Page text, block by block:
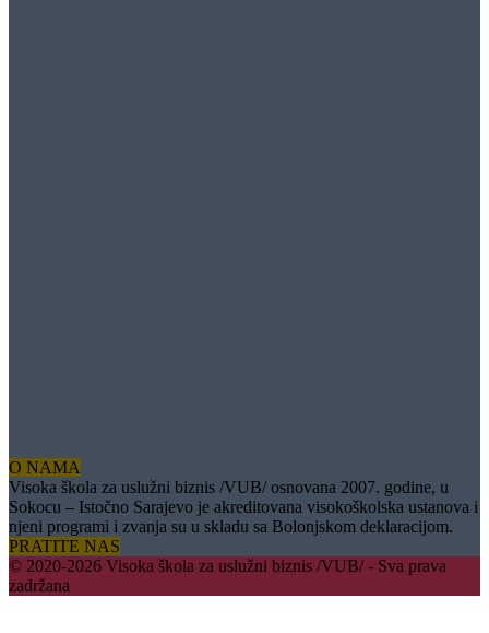
O NAMA
Visoka škola za uslužni biznis /VUB/ osnovana 2007. godine, u
Sokocu – Istočno Sarajevo je akreditovana visokoškolska ustanova i
njeni programi i zvanja su u skladu sa Bolonjskom deklaracijom.
PRATITE NAS
© 2020-2026 Visoka škola za uslužni biznis /VUB/ - Sva prava
zadržana